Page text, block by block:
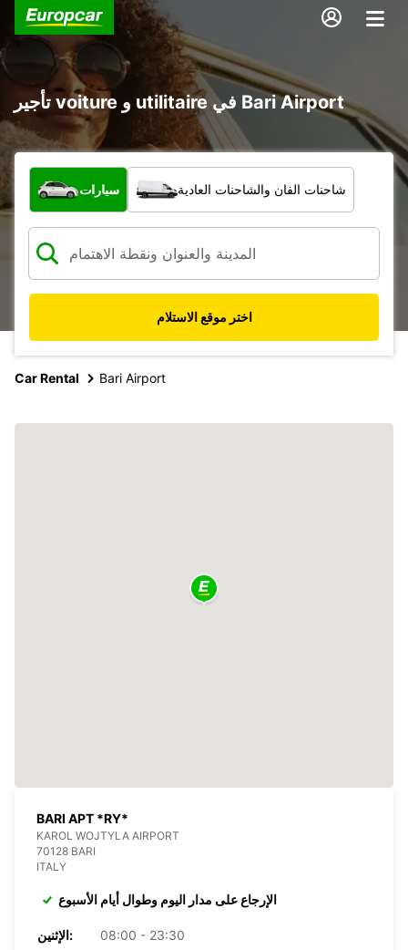
تأجير voiture و utilitaire في Bari Airport
ما نوع المركبة؟
سيارات شاحنات الفان والشاحنات العادية
اختر موقع الاستلام
Car Rental Bari Airport
BARI APT *RY*
KAROL WOJTYLA AIRPORT
70128 BARI
ITALY
الإرجاع على مدار اليوم وطوال أيام الأسبوع
الإثنين:
08:00 - 23:30